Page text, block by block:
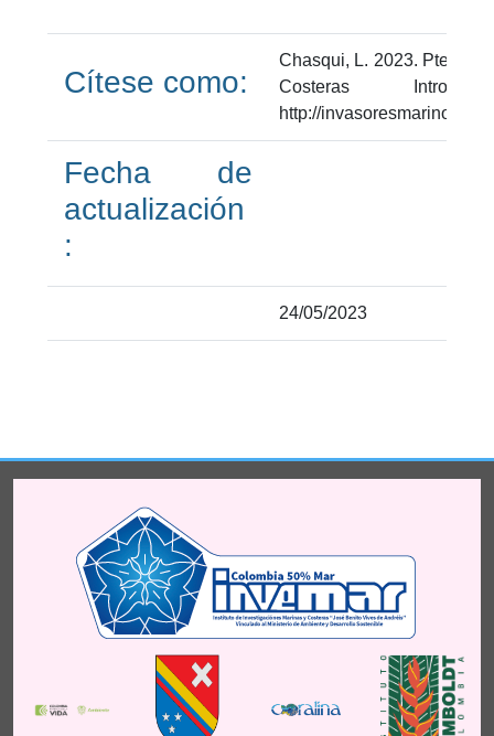
Cítese como:
Chasqui, L. 2023. Pterois
Costeras
http://
Fecha de
actualización
:
24/05/2023